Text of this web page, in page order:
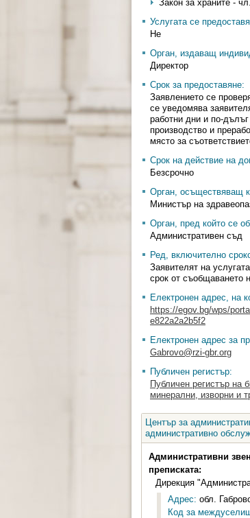
Закон за храните -
Услугата се
Не
Орган, издаващ
Директор
Срок за предоставяне:
Заявлението се
се уведомява
работни дни и по-
производство и
място за
Срок на действие на
Безсрочно
Орган, осъществяващ
Министър на
Орган, пред който се
Административен съд
Ред, включително
Заявителят на
срок от съобщаването
Електронен адрес, на
https://egov.bg/wps/
e822a2a2b5f2
Електронен адрес за
Gabrovo@rzi-gbr.org
Публичен регистър:
Публичен регистър на
минерални, изворни и
Център за
административно
Административни
преписката:
Дирекция
Адрес: обл.
Код за